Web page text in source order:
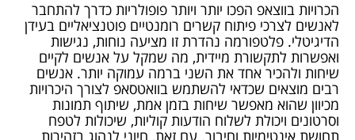
הכרויות בווצאפ הפכו יותר ויותר פופולריות כדרך להתחבר
לאנשים לצרכי פיתוח קשרים רומנטיים פוטנציאליים בעידן
הדיגיטלי. פלטפורמה נהדרת זו מציעה נוחות, נגישות
ואפשרות לתקשורת מיידית, מה שמקל על אנשים לקיים
שיחות ולהכיר אחד את השני ברמה עמוקה יותר. אנשים
רבים מוצאים שכדאי להשתמש בוואטסאפ לצורך היכרויות
מכיוון שהוא מאפשר שיחות בזמן אמת, שיתוף תמונות
וסרטונים ויכולת לשלוח הודעות קוליות, שיכולות לטפח